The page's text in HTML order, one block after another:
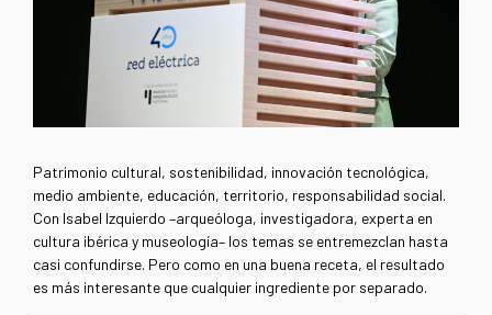
Patrimonio cultural, sostenibilidad, innovación tecnológica,
medio ambiente, educación, territorio, responsabilidad social.
Con Isabel Izquierdo –arqueóloga, investigadora, experta en
cultura ibérica y museología– los temas se entremezclan hasta
casi confundirse. Pero como en una buena receta, el resultado
es más interesante que cualquier ingrediente por separado.